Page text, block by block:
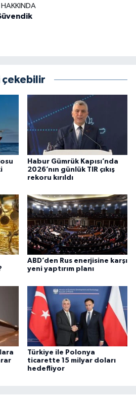
HAKKINDA
çekebilir
Habur Gümrük Kapısı’nda
2026’nın günlük TIR çıkış
rekoru kırıldı
ABD’den Rus enerjisine karşı
yeni yaptırım planı
Türkiye ile Polonya
ticarette 15 milyar doları
hedefliyor